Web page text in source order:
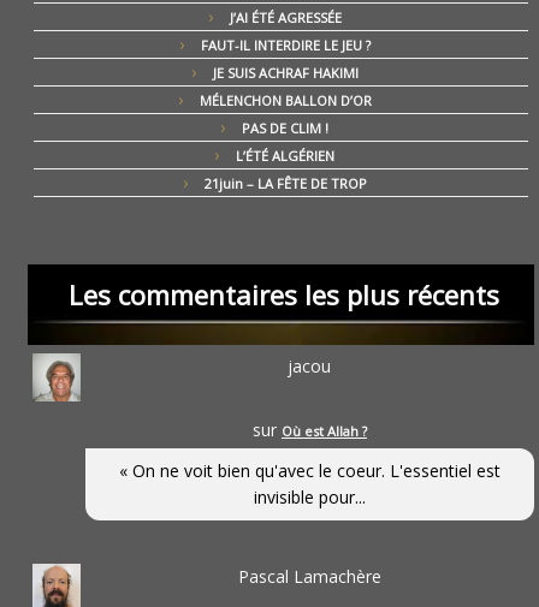
J’AI ÉTÉ AGRESSÉE
FAUT-IL INTERDIRE LE JEU ?
JE SUIS ACHRAF HAKIMI
MÉLENCHON BALLON D’OR
PAS DE CLIM !
L’ÉTÉ ALGÉRIEN
21juin – LA FÊTE DE TROP
Les commentaires les plus récents
jacou
sur Où est Allah ?
« On ne voit bien qu'avec le coeur. L'essentiel est
invisible pour...
Pascal Lamachère